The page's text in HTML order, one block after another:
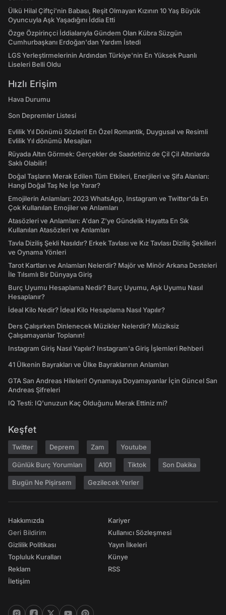
Ülkü Hilal Çiftçi'nin Babası, Reşit Olmayan Kızının 10 Yaş Büyük
Oyuncuyla Aşk Yaşadığını İddia Etti
Özge Özpirinçci İddialarıyla Gündem Olan Kübra Süzgün
Cumhurbaşkanı Erdoğan'dan Yardım İstedi
LGS Yerleştirmelerinin Ardından Türkiye'nin En Yüksek Puanlı
Liseleri Belli Oldu
Hızlı Erişim
Hava Durumu
Son Depremler Listesi
Evlilik Yıl Dönümü Sözleri! En Özel Romantik, Duygusal ve Resimli
Evlilik Yıl dönümü Mesajları
Rüyada Altın Görmek: Gerçekler de Saadetiniz de Çil Çil Altınlarda
Saklı Olabilir!
Doğal Taşların Merak Edilen Tüm Etkileri, Enerjileri ve Şifa Alanları:
Hangi Doğal Taş Ne İşe Yarar?
Emojilerin Anlamları: 2023 WhatsApp, Instagram ve Twitter'da En
Çok Kullanılan Emojiler ve Anlamları
Atasözleri ve Anlamları: A'dan Z'ye Gündelik Hayatta En Sık
Kullanılan Atasözleri ve Anlamları
Tavla Diziliş Şekli Nasıldır? Erkek Tavlası ve Kız Tavlası Diziliş Şekilleri
ve Oynama Yönleri
Tarot Kartları ve Anlamları Nelerdir? Majör ve Minör Arkana Desteleri
İle Tılsımlı Bir Dünyaya Giriş
Burç Uyumu Hesaplama Nedir? Burç Uyumu, Aşk Uyumu Nasıl
Hesaplanır?
İdeal Kilo Nedir? İdeal Kilo Hesaplama Nasıl Yapılır?
Ders Çalışırken Dinlenecek Müzikler Nelerdir? Müziksiz
Çalışamayanlar Toplanın!
Instagram Giriş Nasıl Yapılır? Instagram'a Giriş İşlemleri Rehberi
41 Ülkenin Bayrakları ve Ülke Bayraklarının Anlamları
GTA San Andreas Hileleri! Oynamaya Doyamayanlar İçin Güncel San
Andreas Şifreleri
IQ Testi: IQ'unuzun Kaç Olduğunu Merak Ettiniz mi?
Keşfet
Twitter Deprem Zam Youtube
Günlük Burç Yorumları A101 Tiktok Son Dakika
Bugün Ne Pişirsem Gezilecek Yerler
Hakkımızda
Geri Bildirim
Gizlilik Politikası
Topluluk Kuralları
Reklam
İletişim
Kariyer
Kullanıcı Sözleşmesi
Yayın İlkeleri
Künye
RSS